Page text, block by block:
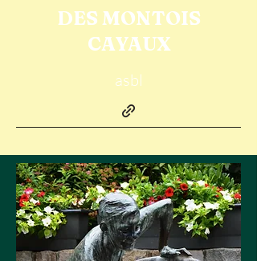
DES MONTOIS
CAYAUX
asbl